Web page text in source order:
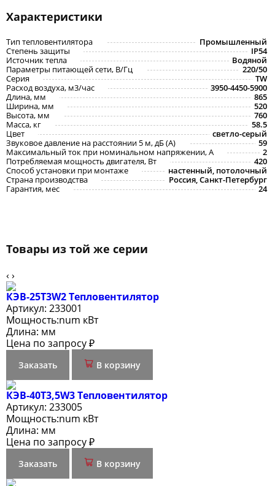
Характеристики
Тип тепловентилятора
Промышленный
Степень защиты
IP54
Источник тепла
Водяной
Параметры питающей сети, В/Гц
220/50
Серия
TW
Расход воздуха, м3/час
3950-4450-5900
Длина, мм
865
Ширина, мм
520
Высота, мм
760
Масса, кг
58.5
Цвет
светло-серый
Звуковое давление на расстоянии 5 м, дБ (A)
59
Максимальный ток при номинальном напряжении, A
2
Потребляемая мощность двигателя, Вт
420
Способ установки при монтаже
настенный, потолочный
Страна производства
Россия, Санкт-Петербург
Гарантия, мес
24
Товары из той же серии
‹ ›
КЭВ-25Т3W2 Тепловентилятор
Артикул: 233001
Мощность:num кВт
Длина: мм
Цена по запросу ₽
Заказать В корзину
КЭВ-40Т3,5W3 Тепловентилятор
Артикул: 233005
Мощность:num кВт
Длина: мм
Цена по запросу ₽
Заказать В корзину